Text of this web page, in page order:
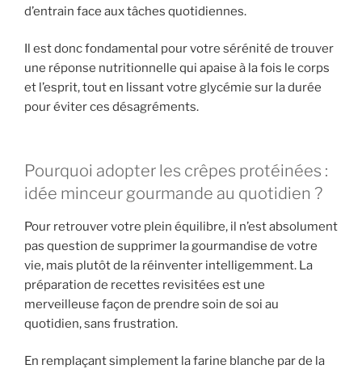
d’entrain face aux tâches quotidiennes.
Il est donc fondamental pour votre sérénité de trouver
une réponse nutritionnelle qui apaise à la fois le corps
et l’esprit, tout en lissant votre glycémie sur la durée
pour éviter ces désagréments.
Pourquoi adopter les crêpes protéinées :
idée minceur gourmande au quotidien ?
Pour retrouver votre plein équilibre, il n’est absolument
pas question de supprimer la gourmandise de votre
vie, mais plutôt de la réinventer intelligemment. La
préparation de recettes revisitées est une
merveilleuse façon de prendre soin de soi au
quotidien, sans frustration.
En remplaçant simplement la farine blanche par de la